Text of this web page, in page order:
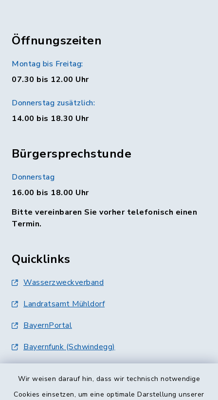
Wir weisen darauf hin, dass wir technisch notwendige
Cookies einsetzen, um eine optimale Darstellung unserer
Öffnungszeiten
Montag bis Freitag:
07.30 bis 12.00 Uhr
Donnerstag zusätzlich:
14.00 bis 18.30 Uhr
Bürgersprechstunde
Donnerstag
16.00 bis 18.00 Uhr
Bitte vereinbaren Sie vorher telefonisch einen
Termin.
Quicklinks
Wasserzweckverband
Landratsamt Mühldorf
BayernPortal
Bayernfunk (Schwindegg)